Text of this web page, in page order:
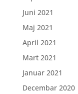
Juni 2021
Maj 2021
April 2021
Mart 2021
Januar 2021
Decembar 2020